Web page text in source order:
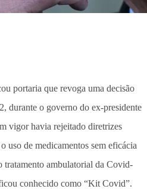
portaria que revoga uma decisão
durante o governo do ex-presidente
vigor havia rejeitado diretrizes
uso de medicamentos sem eficácia
tratamento ambulatorial da Covid-
conhecido como “Kit Covid”.